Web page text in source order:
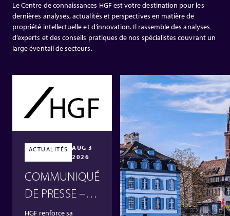
Le Centre de connaissances HGF est votre destination pour les
dernières analyses, actualités et perspectives en matière de
propriété intellectuelle et d’innovation. Il rassemble des analyses
d’experts et des conseils pratiques de nos spécialistes couvrant un
large éventail de secteurs.
ACTUALITÉS
AUG 3
2026
COMMUNIQUÉ
DE PRESSE –
HGF renforce
HGF renforce sa